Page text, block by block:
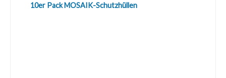
10er Pack MOSAIK-Schutzhüllen